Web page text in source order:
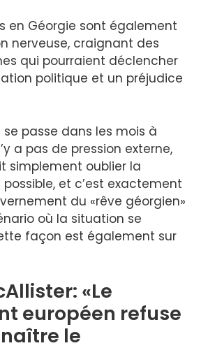
en Géorgie sont également
nerveuse, craignant des
qui pourraient déclencher
politique et un préjudice
se passe dans les mois à
a pas de pression externe,
simplement oublier la
possible, et c’est exactement
du «rêve géorgien»
où la situation se
façon est également sur
«Le
européen refuse
le